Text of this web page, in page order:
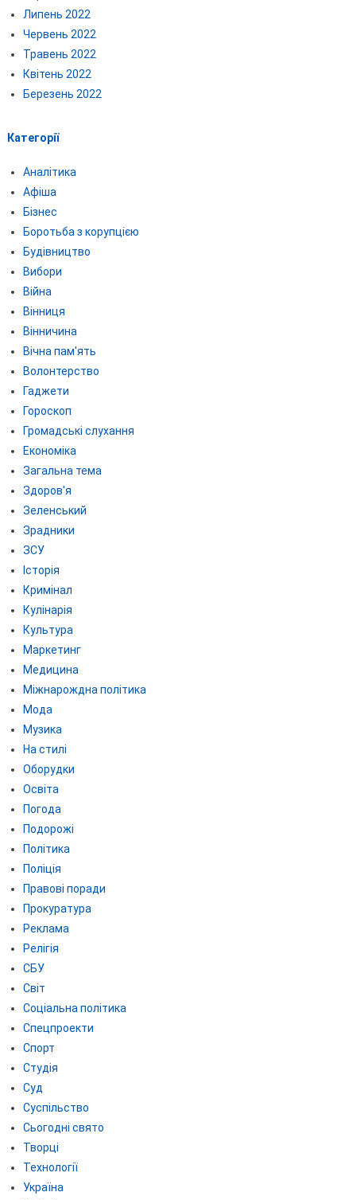
Липень 2022
Червень 2022
Травень 2022
Квітень 2022
Березень 2022
Категорії
Аналітика
Афіша
Бізнес
Боротьба з корупцією
Будівництво
Вибори
Війна
Вінниця
Вінничина
Вічна пам'ять
Волонтерство
Гаджети
Гороскоп
Громадські слухання
Економіка
Загальна тема
Здоров'я
Зеленський
Зрадники
ЗСУ
Історія
Кримінал
Кулінарія
Культура
Маркетинг
Медицина
Міжнарождна політика
Мода
Музика
На стилі
Оборудки
Освіта
Погода
Подорожі
Політика
Поліція
Правові поради
Прокуратура
Реклама
Релігія
СБУ
Світ
Соціальна політика
Спецпроекти
Спорт
Студія
Суд
Суспільство
Сьогодні свято
Творці
Технології
Україна